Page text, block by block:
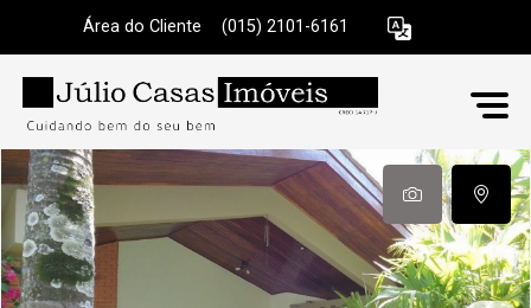
Área do Cliente (015) 2101-6161